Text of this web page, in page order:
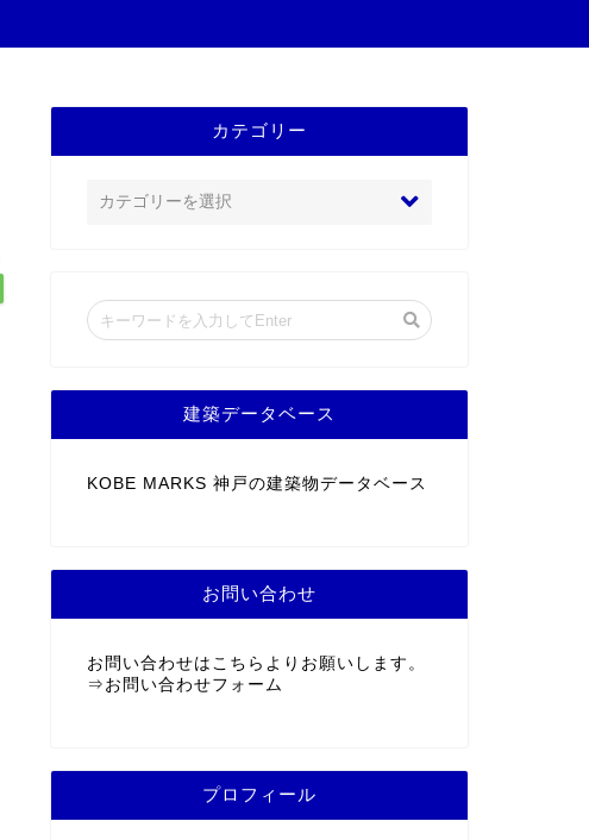
カテゴリー
建築データベース
KOBE MARKS 神戸の建築物データベース
お問い合わせ
お問い合わせはこちらよりお願いします。
⇒ お問い合わせフォーム
プロフィール